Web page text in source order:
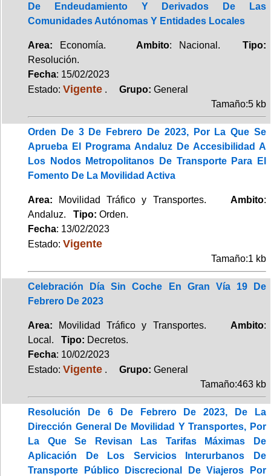
De Endeudamiento Y Derivados De Las
Comunidades Autónomas Y Entidades Locales
Area: Economía. Ambito: Nacional.Tipo:
Resolución.
Fecha: 15/02/2023
Estado: Vigente . Grupo: General
Tamaño:5 kb
Orden De 3 De Febrero De 2023, Por La Que Se
Aprueba El Programa Andaluz De Accesibilidad A
Los Nodos Metropolitanos De Transporte Para El
Fomento De La Movilidad Activa
Area: Movilidad Tráfico y Transportes. Ambito:
Andaluz. Tipo: Orden.
Fecha: 13/02/2023
Estado: Vigente
Tamaño:1 kb
Celebración Día Sin Coche En Gran Vía 19 De
Febrero De 2023
Area: Movilidad Tráfico y Transportes. Ambito:
Local. Tipo: Decretos.
Fecha: 10/02/2023
Estado: Vigente . Grupo: General
Tamaño:463 kb
Resolución De 6 De Febrero De 2023, De La
Dirección General De Movilidad Y Transportes, Por
La Que Se Revisan Las Tarifas Máximas De
Aplicación De Los Servicios Interurbanos De
Transporte Público Discrecional De Viajeros Por